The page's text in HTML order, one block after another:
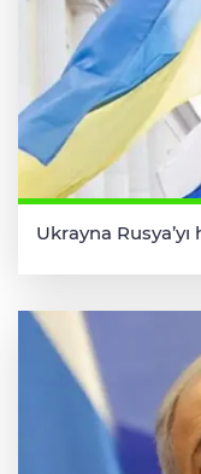
Ukrayna Rusya’yı